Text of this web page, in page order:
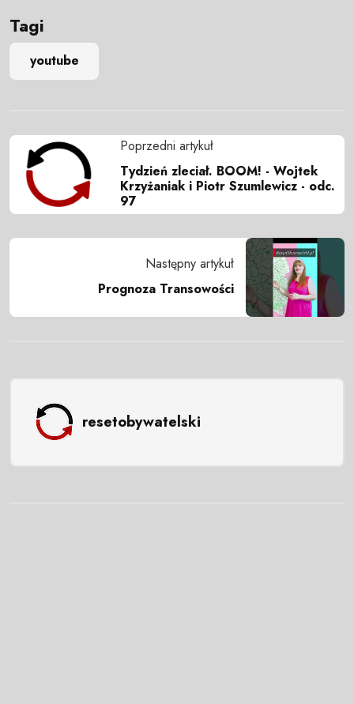
Tagi
youtube
Poprzedni artykuł
Tydzień zleciał. BOOM! - Wojtek
Krzyżaniak i Piotr Szumlewicz - odc.
97
Następny artykuł
Prognoza Transowości
resetobywatelski